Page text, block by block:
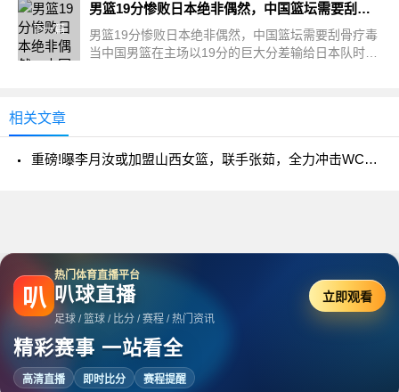
下一篇
男篮19分惨败日本绝非偶然，中国篮坛需要刮骨疗毒
男篮19分惨败日本绝非偶然，中国篮坛需要刮骨疗毒
当中国男篮在主场以19分的巨大分差输给日本队时，
相关文章
重磅!曝李月汝或加盟山西女篮，联手张茹，全力冲击WCBA总冠军!
叭
热门体育直播平台
叭球直播
足球 / 篮球 / 比分 / 赛程 / 热门资讯
精彩赛事 一站看全
高清直播 即时比分 赛程提醒
立即观看